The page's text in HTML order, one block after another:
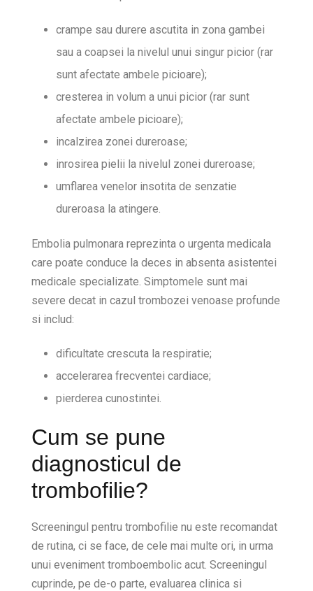
crampe sau durere ascutita in zona gambei
sau a coapsei la nivelul unui singur picior (rar
sunt afectate ambele picioare);
cresterea in volum a unui picior (rar sunt
afectate ambele picioare);
incalzirea zonei dureroase;
inrosirea pielii la nivelul zonei dureroase;
umflarea venelor insotita de senzatie
dureroasa la atingere.
Embolia pulmonara reprezinta o urgenta medicala
care poate conduce la deces in absenta asistentei
medicale specializate. Simptomele sunt mai
severe decat in cazul trombozei venoase profunde
si includ:
dificultate crescuta la respiratie;
accelerarea frecventei cardiace;
pierderea cunostintei.
Cum se pune
diagnosticul de
trombofilie?
Screeningul pentru trombofilie nu este recomandat
de rutina, ci se face, de cele mai multe ori, in urma
unui eveniment tromboembolic acut. Screeningul
cuprinde, pe de-o parte, evaluarea clinica si